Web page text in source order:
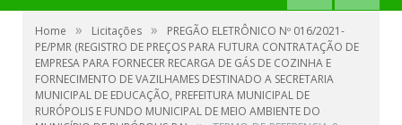
Home » Licitações »
PREGÃO ELETRÔNICO Nº 016/2021-
PE/PMR (REGISTRO DE PREÇOS PARA FUTURA CONTRATAÇÃO DE
EMPRESA PARA FORNECER RECARGA DE GÁS DE COZINHA E
FORNECIMENTO DE VAZILHAMES DESTINADO A SECRETARIA
MUNICIPAL DE EDUCAÇÃO, PREFEITURA MUNICIPAL DE
RURÓPOLIS E FUNDO MUNICIPAL DE MEIO AMBIENTE DO